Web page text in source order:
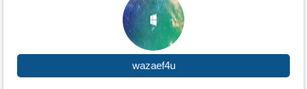
wazaef4u